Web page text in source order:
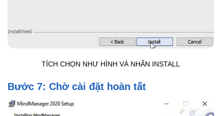
TÍCH CHỌN NHƯ HÌNH VÀ NHẤN INSTALL
Bước 7: Chờ cài đặt hoàn tất